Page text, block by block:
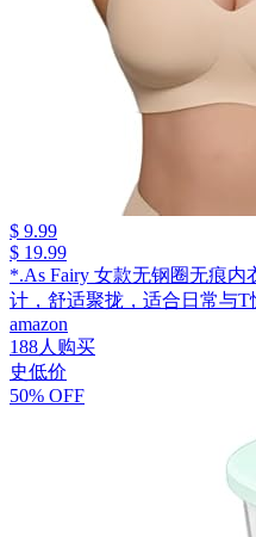
$ 9.99
$ 19.99
*.As Fairy 女款无钢圈无痕
计，舒适聚拢，适合日常与
amazon
188人购买
史低价
50% OFF